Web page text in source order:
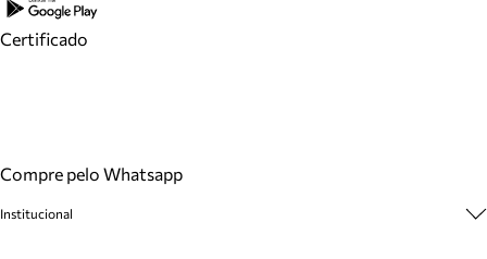
Certificado
Compre pelo Whatsapp
Institucional